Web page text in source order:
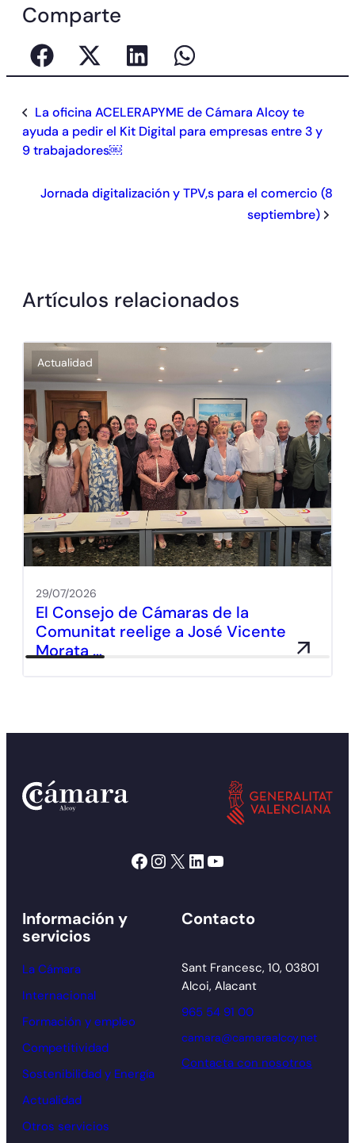
Comparte
La oficina ACELERAPYME de Cámara Alcoy te
ayuda a pedir el Kit Digital para empresas entre 3 y
9 trabajadores￼
Jornada digitalización y TPV,s para el comercio (8
septiembre)
Artículos relacionados
Actualidad
29/07/2026
El Consejo de Cámaras de la
Comunitat reelige a José Vicente
Morata …
Facebook Instagram X LinkedIn YouTube
Información y
servicios
La Cámara
Internacional
Formación y empleo
Competitividad
Sostenibilidad y Energía
Actualidad
Otros servicios
Contacto
Sant Francesc, 10, 03801
Alcoi, Alacant
965 54 91 00
camara@camaraalcoy.net
Contacta con nosotros